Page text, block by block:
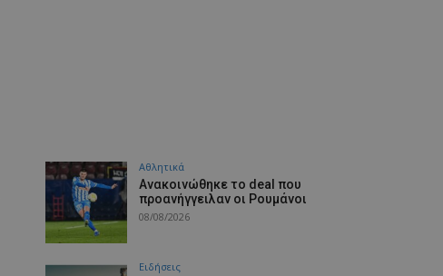
Αθλητικά
Aνακοινώθηκε το deal που
προανήγγειλαν οι Ρουμάνοι
08/08/2026
Ειδήσεις